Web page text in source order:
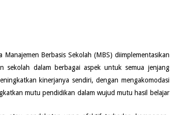
Berbasis Sekolah (MBS) diimplementasikan
sekolah dalam berbagai aspek untuk semua jenjang
kinerjanya sendiri, dengan mengakomodasi
mutu pendidikan dalam wujud mutu hasil belajar